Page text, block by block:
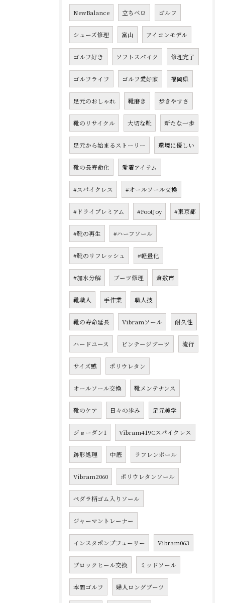
NewBalance 立ちベロ ゴルフ
シューズ修理 富山 アイコンモデル
ゴルフ好き ソフトスパイク 修理完了
ゴルフライフ ゴルフ愛好家 福岡県
足元のおしゃれ 靴磨き 歩きやすさ
靴のリサイクル 大切な靴 新たな一歩
足元から始まるストーリー 環境に優しい
靴の長寿命化 愛着アイテム
#スパイクレス #オールソール交換
#ドライプレミアム #FootJoy #東京都
#靴の再生 #ハーフソール
#靴のリフレッシュ #軽量化
#加水分解 ブーツ修理 倉敷市
靴職人 手作業 職人技
靴の寿命延長 Vibramソール 耐久性
ハードユース ビンテージブーツ 流行
サイズ感 ポリウレタン
オールソール交換 靴メンテナンス
靴のケア 日々の歩み 足元美学
ジョーダン1 Vibram419Cスパイクレス
跡形処理 中底 ラフレンボール
Vibram2060 ポリウレタンソール
ペダラ柄ゴム入りソール
ジャーマントレーナー
インスタポンプフューリー Vibram063
ブロックヒール交換 ミッドソール
本間ゴルフ 婦人ロングブーツ